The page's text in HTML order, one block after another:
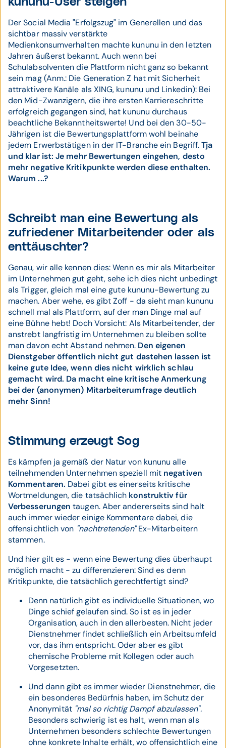
Der Social Media "Erfolgszug" im Generellen und das
sichtbar massiv verstärkte
Medienkonsumverhalten machte kununu in den letzten
Jahren äußerst bekannt. Auch wenn bei
Schulabsolventen die Plattform nicht ganz so bekannt
sein mag (Anm.: Die Generation Z hat mit Sicherheit
attraktivere Kanäle als XING, kununu und Linkedin): Bei
den Mid-Zwanzigern, die ihre ersten Karriereschritte
erfolgreich gegangen sind, hat kununu durchaus
beachtliche Bekanntheitswerte! Und bei den 30-50-
Jährigen ist die Bewertungsplattform wohl beinahe
jedem Erwerbstätigen in der IT-Branche ein Begriff.Tja
und klar ist: Je mehr Bewertungen eingehen, desto
mehr negative Kritikpunkte werden diese enthalten.
Warum ...?
Schreibt man eine Bewertung als
zufriedener Mitarbeitender oder als
enttäuschter?
Genau, wir alle kennen dies: Wenn es mir als Mitarbeiter
im Unternehmen gut geht, sehe ich dies nicht unbedingt
als Trigger, gleich mal eine gute kununu-Bewertung zu
machen. Aber wehe, es gibt Zoff - da sieht man kununu
schnell mal als Plattform, auf der man Dinge mal auf
eine Bühne hebt! Doch Vorsicht: Als Mitarbeitender, der
anstrebt langfristig im Unternehmen zu bleiben sollte
man davon echt Abstand nehmen. Den eigenen
Dienstgeber öffentlich nicht gut dastehen lassen ist
keine gute Idee, wenn dies nicht wirklich schlau
gemacht wird. Da macht eine kritische Anmerkung
bei der (anonymen) Mitarbeiterumfrage deutlich
mehr Sinn!
Stimmung erzeugt Sog
Es kämpfen ja gemäß der Natur von kununu alle
teilnehmenden Unternehmen speziell mit negativen
Kommentaren. Dabei gibt es einerseits kritische
Wortmeldungen, die tatsächlich konstruktiv für
Verbesserungen taugen. Aber andererseits sind halt
auch immer wieder einige Kommentare dabei, die
offensichtlich von "nachtretenden"Ex-Mitarbeitern
stammen.
Und hier gilt es - wenn eine Bewertung dies überhaupt
möglich macht - zu differenzieren: Sind es denn
Kritikpunkte, die tatsächlich gerechtfertigt sind?
Denn natürlich gibt es individuelle Situationen, wo
Dinge schief gelaufen sind. So ist es in jeder
Organisation, auch in den allerbesten. Nicht jeder
Dienstnehmer findet schließlich ein Arbeitsumfeld
vor, das ihm entspricht. Oder aber es gibt
chemische Probleme mit Kollegen oder auch
Vorgesetzten.
Und dann gibt es immer wieder Dienstnehmer, die
ein besonderes Bedürfnis haben, im Schutz der
Anonymität "mal so richtig Dampf abzulassen".
Besonders schwierig ist es halt, wenn man als
Unternehmen besonders schlechte Bewertungen
ohne konkrete Inhalte erhält, wo offensichtlich eine